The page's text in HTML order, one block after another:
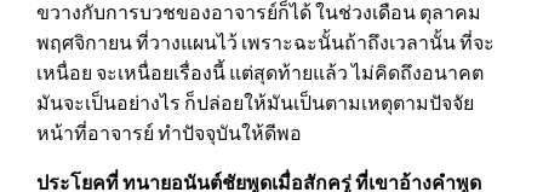
ขวางกับการบวชของอาจารย์ก็ได้ ในช่วงเดือน ตุลาคม
พฤศจิกายน ที่วางแผนไว้ เพราะฉะนั้นถ้าถึงเวลานั้น ที่จะ
เหนื่อย จะเหนื่อยเรื่องนี้ แต่สุดท้ายแล้ว ไม่คิดถึงอนาคต
มันจะเป็นอย่างไร ก็ปล่อยให้มันเป็นตามเหตุตามปัจจัย
หน้าที่อาจารย์ ทำปัจจุบันให้ดีพอ
ประโยคที่ ทนายอนันต์ชัยพูดเมื่อสักครู่ ที่เขาอ้างคำพูด